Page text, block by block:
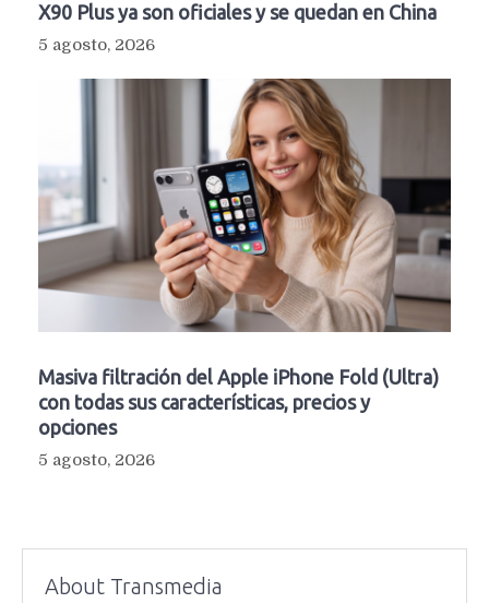
X90 Plus ya son oficiales y se quedan en China
5 agosto, 2026
Masiva filtración del Apple iPhone Fold (Ultra)
con todas sus características, precios y
opciones
5 agosto, 2026
About Transmedia